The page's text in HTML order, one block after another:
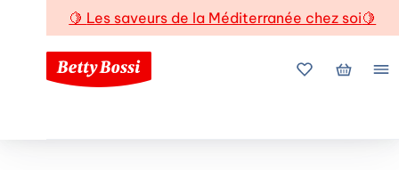
🍋 Les saveurs de la Méditerranée chez soi🍋
Mes favoris
Mon